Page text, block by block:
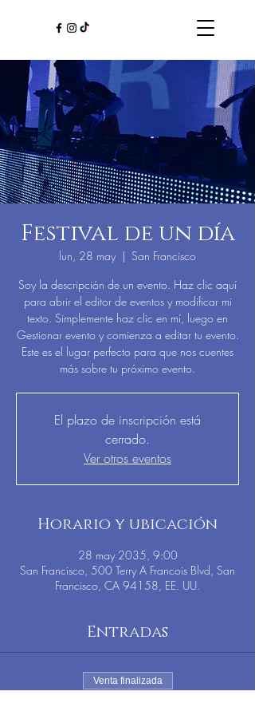
Festival de un día
lun, 28 may
  |
San Francisco
Soy la descripción de un evento. Haz clic aquí
para abrir el editor de eventos y modificar mi
texto. Simplemente haz clic en mí, luego en
Gestionar evento y comienza a editar tu evento.
Este es el lugar perfecto para que nos cuentes
más sobre tu próximo evento.
El plazo de inscripción está
cerrado.
Ver otros eventos
Horario y ubicación
28 may 2035, 9:00
San Francisco, 500 Terry A Francois Blvd, San
Francisco, CA 94158, EE. UU.
Entradas
Venta finalizada